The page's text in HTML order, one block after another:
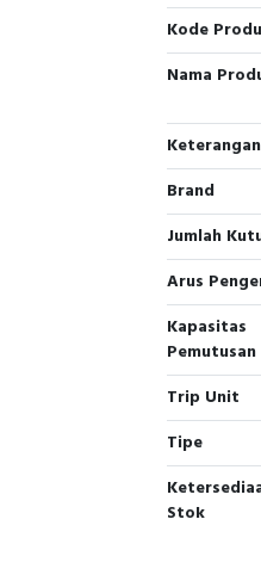
Kode
Nama
Keterangan
Brand
Jumlah
Arus
Kapasitas
Pemutusan
Trip Unit
Tipe
Stok